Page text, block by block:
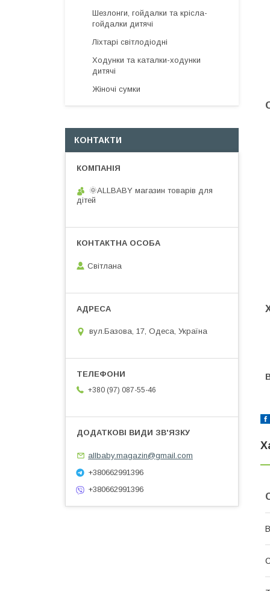
Шезлонги, гойдалки та крісла-
гойдалки дитячі
Ліхтарі світлодіодні
Ходунки та каталки-ходунки
дитячі
Жіночі сумки
КОНТАКТИ
🌞ALLBABY магазин товарів для
дітей
Світлана
вул.Базова, 17, Одеса, Україна
+380 (97) 087-55-46
allbaby.magazin@gmail.com
+380662991396
+380662991396